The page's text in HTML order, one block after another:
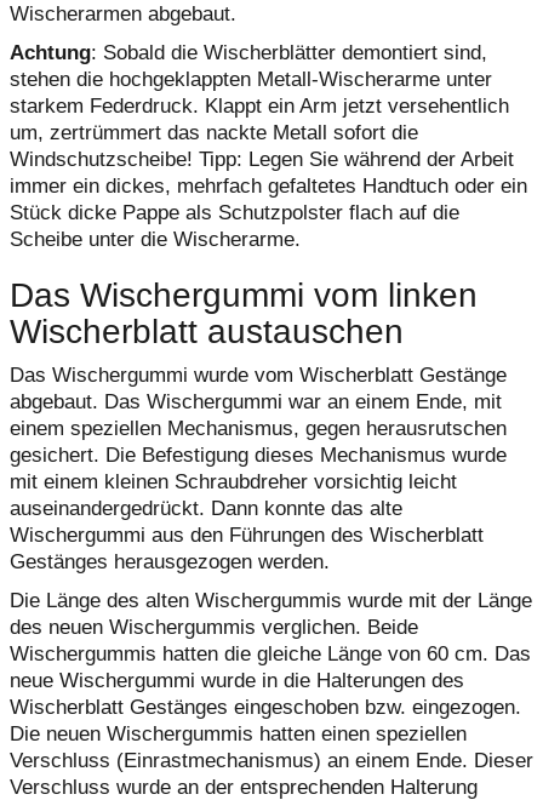
Wischerarmen abgebaut.
Achtung: Sobald die Wischerblätter demontiert sind,
stehen die hochgeklappten Metall-Wischerarme unter
starkem Federdruck. Klappt ein Arm jetzt versehentlich
um, zertrümmert das nackte Metall sofort die
Windschutzscheibe! Tipp: Legen Sie während der Arbeit
immer ein dickes, mehrfach gefaltetes Handtuch oder ein
Stück dicke Pappe als Schutzpolster flach auf die
Scheibe unter die Wischerarme.
Das Wischergummi vom linken
Wischerblatt austauschen
Das Wischergummi wurde vom Wischerblatt Gestänge
abgebaut. Das Wischergummi war an einem Ende, mit
einem speziellen Mechanismus, gegen herausrutschen
gesichert. Die Befestigung dieses Mechanismus wurde
mit einem kleinen Schraubdreher vorsichtig leicht
auseinandergedrückt. Dann konnte das alte
Wischergummi aus den Führungen des Wischerblatt
Gestänges herausgezogen werden.
Die Länge des alten Wischergummis wurde mit der Länge
des neuen Wischergummis verglichen. Beide
Wischergummis hatten die gleiche Länge von 60 cm. Das
neue Wischergummi wurde in die Halterungen des
Wischerblatt Gestänges eingeschoben bzw. eingezogen.
Die neuen Wischergummis hatten einen speziellen
Verschluss (Einrastmechanismus) an einem Ende. Dieser
Verschluss wurde an der entsprechenden Halterung